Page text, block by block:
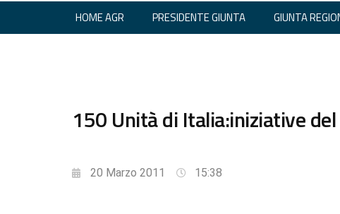
HOME AGR PRESIDENTE GIUNTA GIUNTA
150 Unità di Italia:iniziative
20 Marzo 2011 15:38